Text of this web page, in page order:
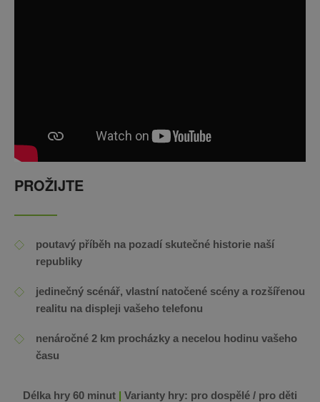
PROŽIJTE
poutavý příběh na pozadí skutečné historie naší
republiky
jedinečný scénář, vlastní natočené scény a rozšířenou
realitu na displeji vašeho telefonu
nenáročné 2 km procházky a necelou hodinu vašeho
času
Délka hry 60 minut | Varianty hry: pro dospělé / pro děti